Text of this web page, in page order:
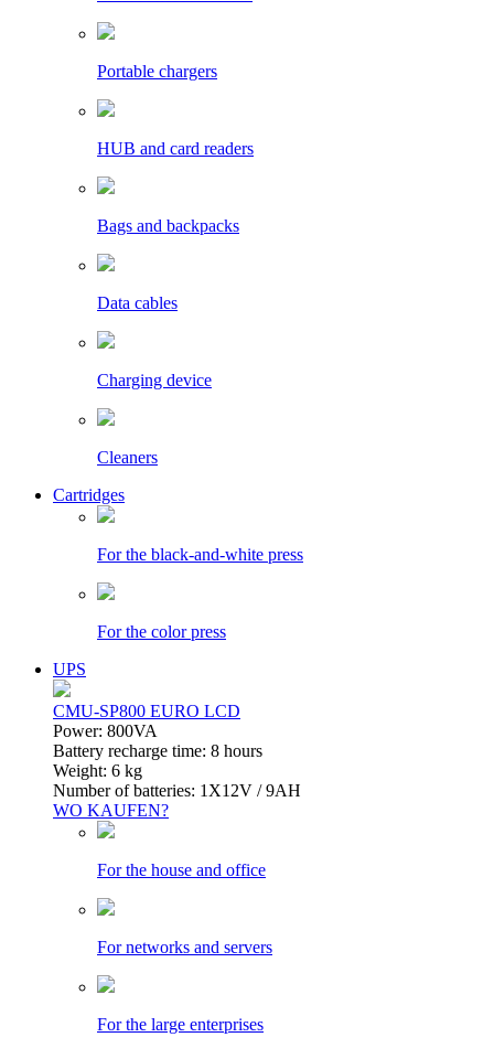
Portable chargers
HUB and card readers
Bags and backpacks
Data cables
Charging device
Cleaners
Cartridges
For the black-and-white press
For the color press
UPS
CMU-SP800 EURO LCD
Power: 800VA
Battery recharge time: 8 hours
Weight: 6 kg
Number of batteries: 1Х12V / 9AH
WO KAUFEN?
For the house and office
For networks and servers
For the large enterprises